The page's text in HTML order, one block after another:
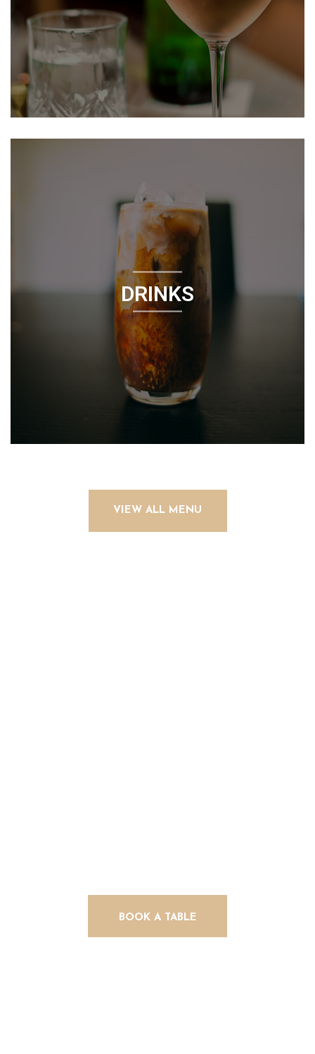
DRINKS
VIEW ALL MENU
BOOK A TABLE